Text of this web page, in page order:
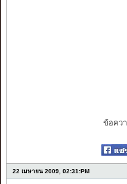
ข้อคว
22 เมษายน 2009, 02:31:PM